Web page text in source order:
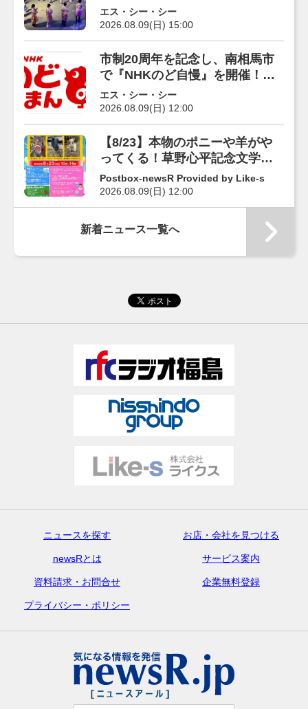
って楽しもう！
エス・シー・シー
2026.08.09(日) 15:00
市制20周年を記念し、南相馬市
で『NHKのど自慢』を開催！出
場者を募集中
エス・シー・シー
2026.08.09(日) 12:00
【8/23】本物のポニーや羊がや
ってくる！草野心平記念文学館
で「移動動物園」開催
Postbox-newsR Provided by Like-s
2026.08.09(日) 12:00
新着ニュース一覧へ
ニュースを探す お店・会社を見つける
newsRとは サービス案内
資料請求・お問合せ 企業無料登録
プライバシー・ポリシー